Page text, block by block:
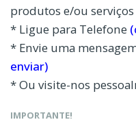
produtos e/ou
* Ligue para Telefone
* Envie uma
enviar)
* Ou visite-nos
IMPORTANTE!